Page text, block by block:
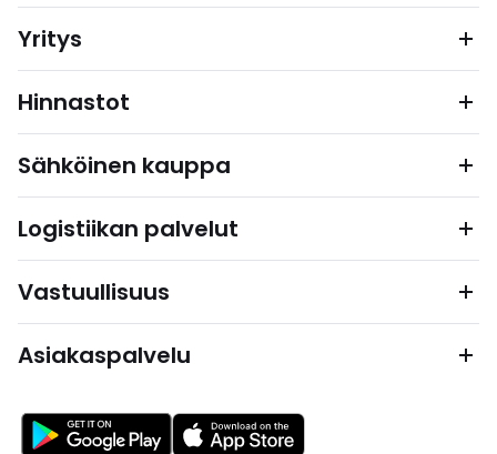
Yritys
Hinnastot
Sähköinen kauppa
Logistiikan palvelut
Vastuullisuus
Asiakaspalvelu